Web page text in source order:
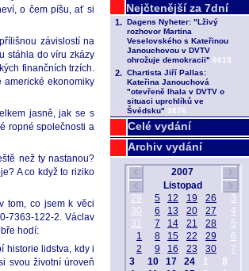
Celé vydání
Archiv vydání
o čem píšu, ať si
závislostí na
stáhla do víru zkázy
finančních trzích.
americké ekonomiky
jasně, jak se s
ropné společnosti a
než ty nastanou?
A co když to riziko
tom, co jsem k věci
7363-122-2. Václav
hodí:
historie lidstva, kdy i
svou životní úroveň